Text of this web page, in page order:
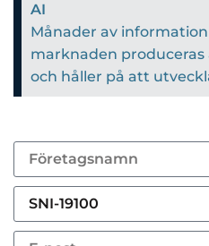
AI
Månader av
marknaden
och håller på att